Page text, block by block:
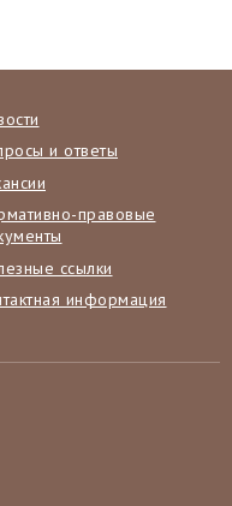
и ответы
правовые
ссылки
информация